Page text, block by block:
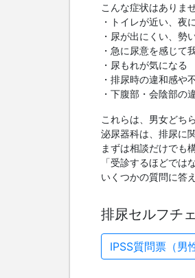
こんな症状はありま
・トイレが近い、夜
・尿が出にくい、勢
・急に尿意を感じて
・尿もれが気になる
・排尿時の違和感や
・下腹部・会陰部の
これらは、男女どち
泌尿器科は、排尿に
まずは相談だけでも
「受診するほどでは
いくつかの質問に答
排尿セルフチ
IPSS質問票（男